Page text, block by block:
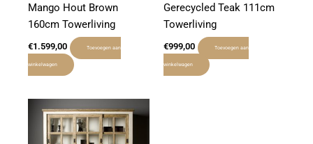
Mango Hout Brown
160cm Towerliving
€1.599,00 Toevoegen aan
winkelwagen
Gerecycled Teak 111cm
Towerliving
€999,00 Toevoegen aan
winkelwagen